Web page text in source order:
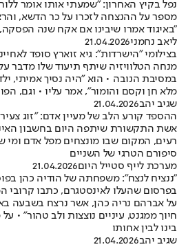
נפל בקיץ האחרון: "שמעתי אותו אומר
מספר על ההנצחה לזכרו על כר הדשא,
"באיגוד אמרו שיבינו אם אקח שנה
ליאב נחמני21.04.2026
בצילומי "הישרדות": גיא זוארץ סופד
מנחה הטלוויזיה שיתף תיעוד שלו מדבר
במסיבת הנובה • הוא "היה נסיך אמיתי,
מלא חן וקסם והומור", אמר עליו • וגם,
שגיב יהב21.04.2026
ההספד קורע הלב של מעיין אדם: ״זוג
אשת התקשורת שיתפה היום בחשבון
רעים, המקום שבו מונצחים מפל אדם ומי
סיפורם הטרגי של השניים
מערכת לייף סטייל היום21.04.2026
"ננציח לנצח": משפחתה של הודיה כהן
בפרסום שהעלו לאינסטגרם, כתבו קרובי
על אברהם נריה כהן, אשר נרצח בשבעה
חיוך ממגנט, עיניים נוצצות ולב טהור" •
בינו לבין אחותו
שגיב יהב21.04.2026